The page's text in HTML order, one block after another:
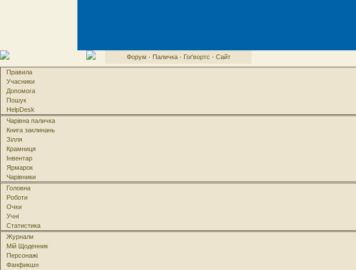
Форум · Паличка· Гоґвортс · Сайт
Правила
Учасники
Допомога
Пошук
HelpDesk
Чарівна паличка
Книга заклинань
Зілля
Крамниця
Інвентар
Ярмарок
Чарівники
Головна
Роботи
Очки
Учні
Статистика
Журнали
Мій Щоденник
Персонажі
Фанфикшн